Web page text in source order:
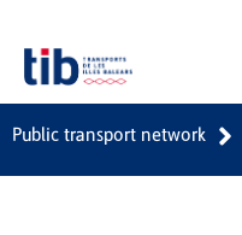
Public transport network